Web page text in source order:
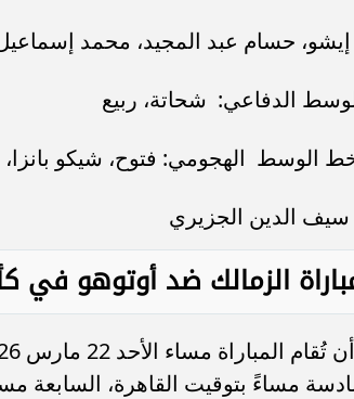
حسام عبد المجيد، محمد
الدفاعي: شحاتة، ربيع
الوسط الهجومي: فتوح، شيكو بانزا،
سيف الدين الجزيري
الزمالك ضد أوتوهو في
مساءً بتوقيت القاهرة، السابعة